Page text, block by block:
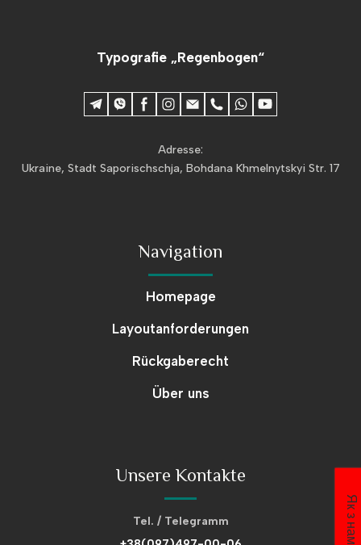
Typografie „Regenbogen“
Adresse:
Ukraine, Stadt Saporischschja, Bohdana Khmelnytskyi Str. 17
Navigation
Homepage
Layoutanforderungen
Rückgaberecht
Über uns
Unsere Kontakte
Tel. / Telegramm